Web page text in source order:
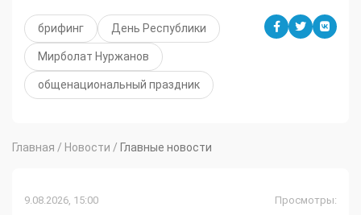
брифинг День Республики
Мирболат Нуржанов
общенациональный праздник
Главная / Новости / Главные новости
9.08.2026, 15:00 Просмотры: